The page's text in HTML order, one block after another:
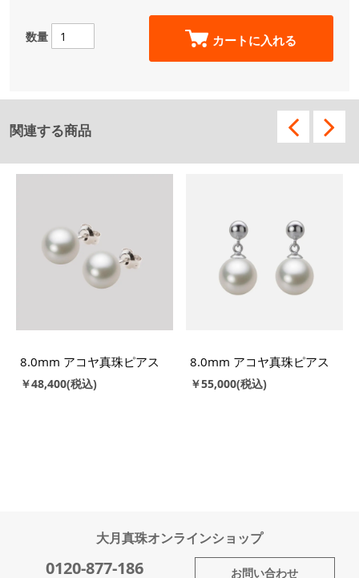
数量 カートに入れる
関連する商品
8.0mm アコヤ真珠ピアス
￥48,400
8.0mm アコヤ真珠ピアス
￥55,000
大月真珠オンラインショップ
0120-877-186 お問い合わせ